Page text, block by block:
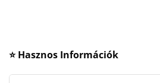
⭐ Hasznos Információk